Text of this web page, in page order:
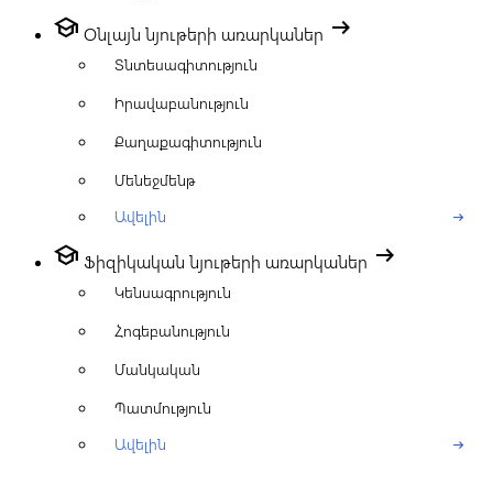
school Օնլայն նյութերի առարկաներ arrow_right_alt
Տնտեսագիտություն
Իրավաբանություն
Քաղաքագիտություն
Մենեջմենթ
Ավելին
arrow_right_alt
school Ֆիզիկական նյութերի առարկաներ arrow_right_alt
Կենսագրություն
Հոգեբանություն
Մանկական
Պատմություն
Ավելին
arrow_right_alt